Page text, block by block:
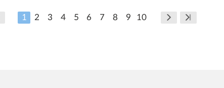
1 2 3 4 5 6 7 8 9 10